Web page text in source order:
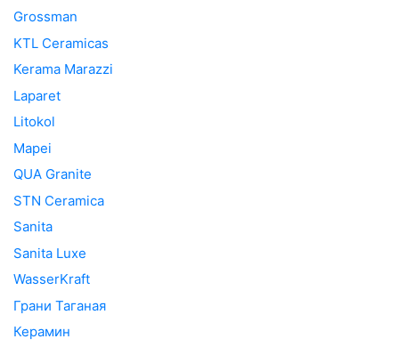
Grossman
KTL Ceramicas
Kerama Marazzi
Laparet
Litokol
Mapei
QUA Granite
STN Ceramica
Sanita
Sanita Luxe
WasserKraft
Грани Таганая
Керамин